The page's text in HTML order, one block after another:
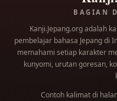
BAGIAN
Kanji.Jepang.org adalah
pembelajar bahasa Jepang di
memahami setiap karakter
kunyomi, urutan goresan,
Contoh kalimat di